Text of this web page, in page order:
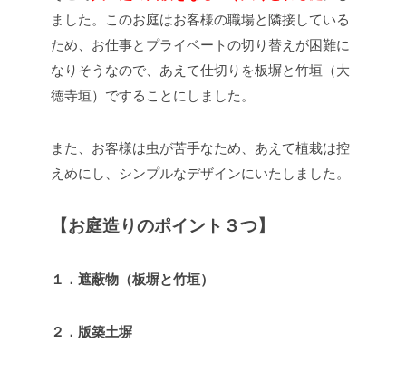
ました。このお庭はお客様の職場と隣接している
ため、お仕事とプライベートの切り替えが困難に
なりそうなので、あえて仕切りを板塀と竹垣（大
徳寺垣）ですることにしました。
また、お客様は虫が苦手なため、あえて植栽は控
えめにし、シンプルなデザインにいたしました。
【お庭造りのポイント３つ】
１．遮蔽物（板塀と竹垣）
２．版築土塀